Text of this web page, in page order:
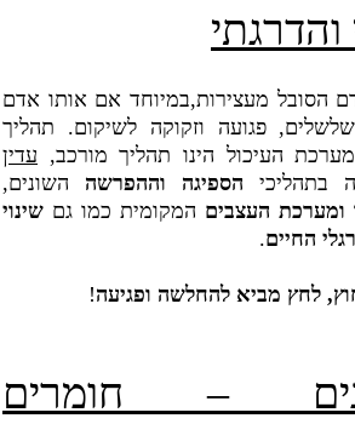
הסובל מעצירות,במיוחד אם אותו אדם
פגועה וזקוקה לשיקום. תהליך
העיכול הינו תהליך מורכב, עדין
בתהליכי הספיגה וההפרשה השונים,
ומערכת העצבים המקומית כמו גם שינוי
החיים.
לחץ מביא להחלשה ופגיעה!
– חומרים